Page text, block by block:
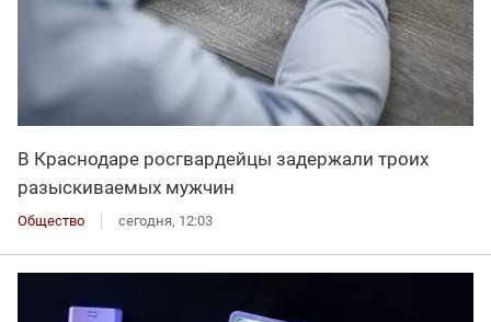
В Краснодаре росгвардейцы задержали троих
разыскиваемых мужчин
Общество сегодня, 12:03